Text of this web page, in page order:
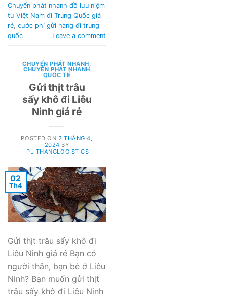
Chuyển phát nhanh đồ lưu niệm
từ Việt Nam đi Trung Quốc giá
rẻ, cước phí gửi hàng đi trung
quốc
Leave a comment
CHUYỂN PHÁT NHANH,
CHUYỂN PHÁT NHANH
QUỐC TẾ
Gửi thịt trâu
sấy khô đi Liêu
Ninh giá rẻ
POSTED ON 2 THÁNG 4,
2024 BY
IPL_THANGLOGISTICS
02
Th4
Gửi thịt trâu sấy khô đi
Liêu Ninh giá rẻ Bạn có
người thân, bạn bè ở Liêu
Ninh? Bạn muốn gửi thịt
trâu sấy khô đi Liêu Ninh